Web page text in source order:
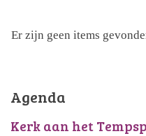
Er zijn geen items
Agenda
Kerk aan het